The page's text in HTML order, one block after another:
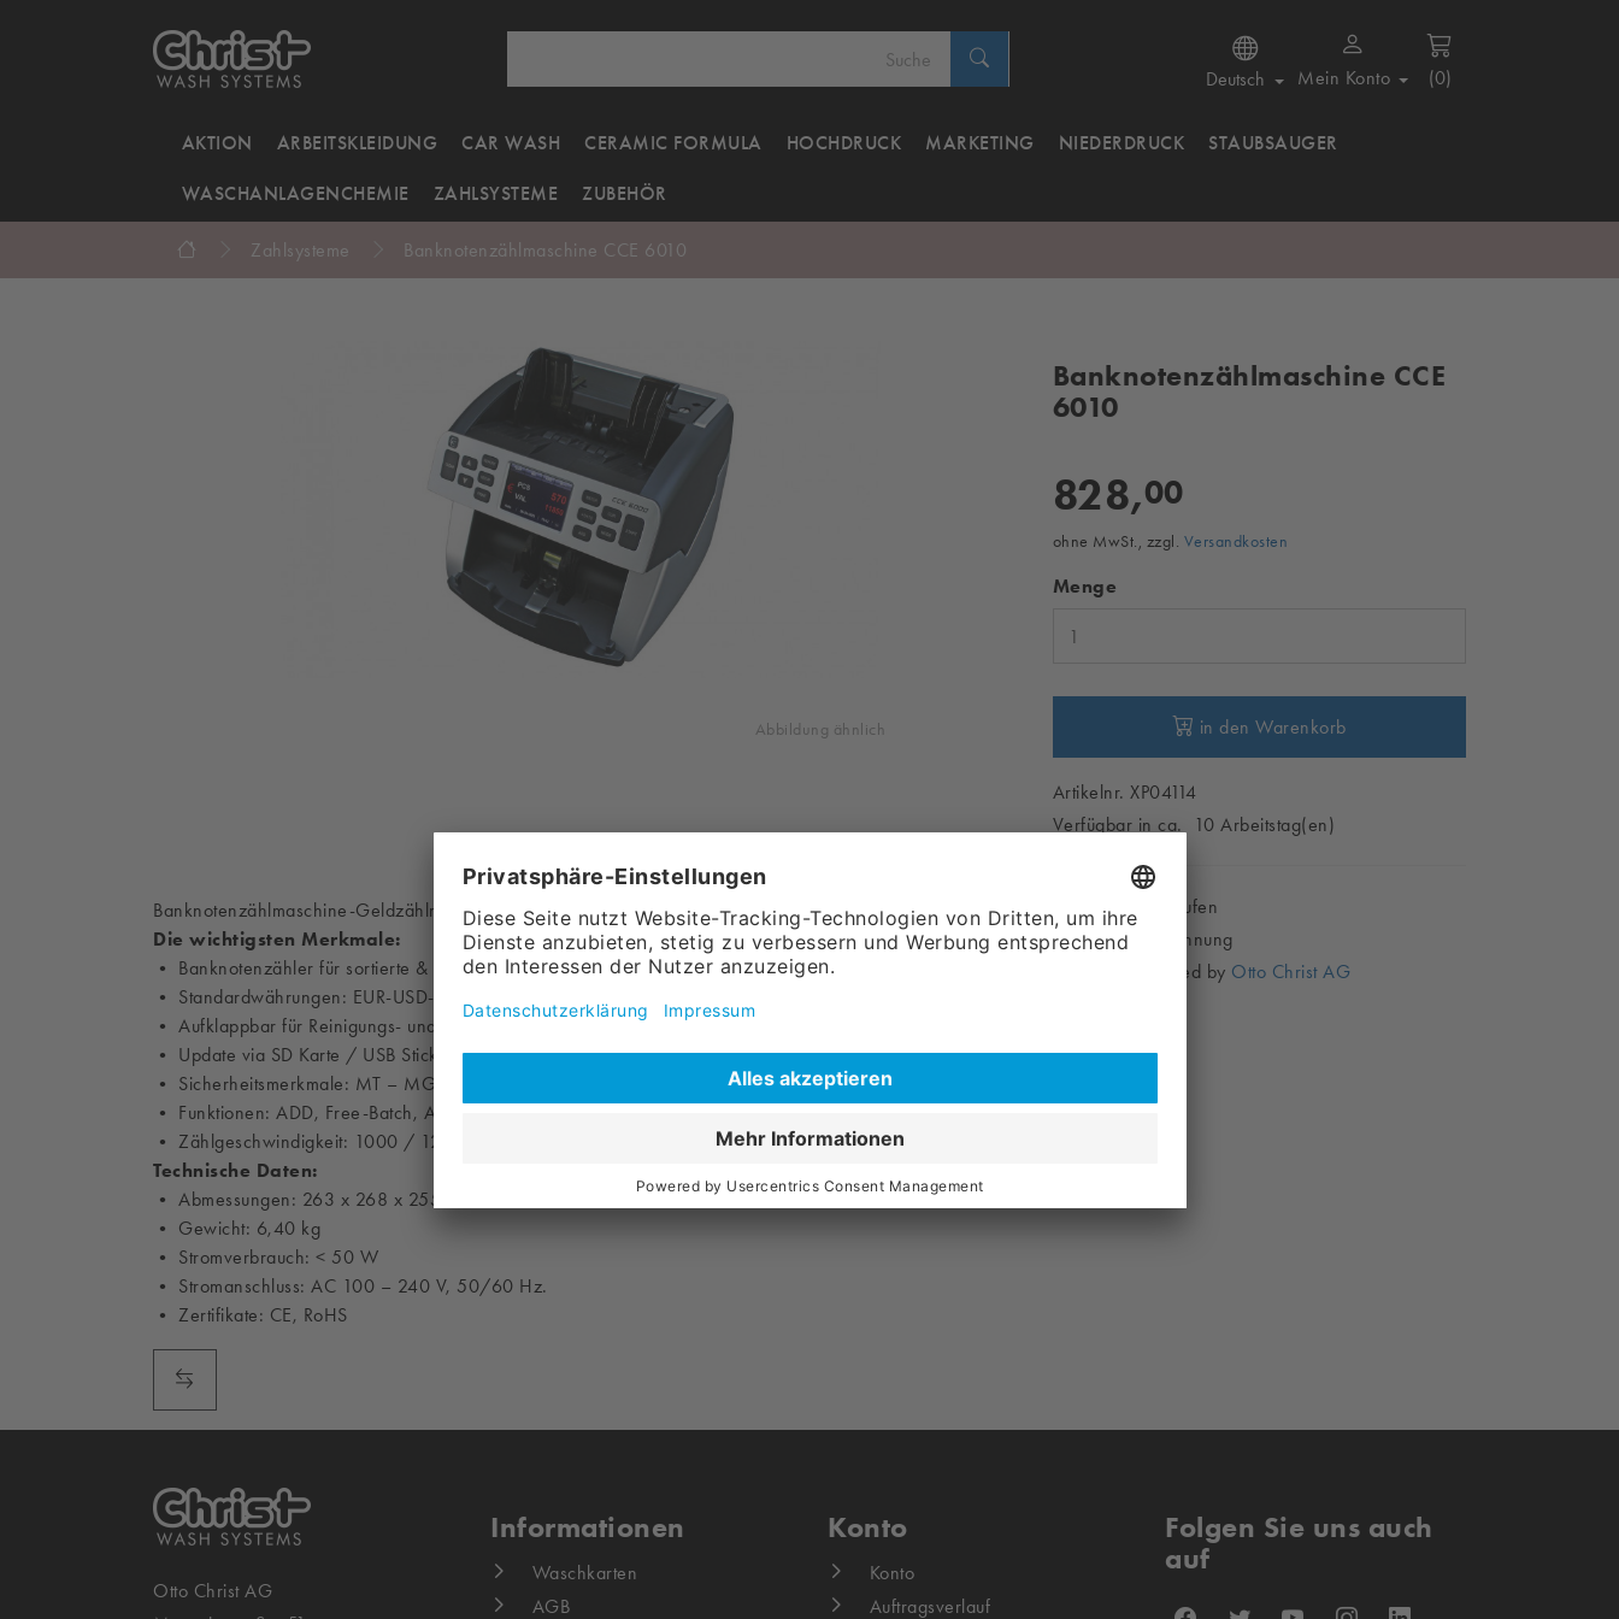
Deutsch Mein Konto (0)
AKTION ARBEITSKLEIDUNG CAR WASH CERAMIC FORMULA HOCHDRUCK MARKETING NIEDERDRUCK STAUBSAUGER
WASCHANLAGENCHEMIE ZAHLSYSTEME ZUBEHÖR
Zahlsysteme Banknotenzählmaschine CCE 6010
Abbildung ähnlich
Banknotenzählmaschine-Geldzählmaschine-Banknotenzähler-Geldscheinzähler
Die wichtigsten Merkmale:
• Banknotenzähler für sortierte & gemischte Zählung
• Standardwährungen: EUR-USD-GBP-CHF-BGN-PLN-HRK-BAM-MKD-HUF
• Aufklappbar für Reinigungs- und Wartungsarbeiten
• Update via SD Karte / USB Stick
• Sicherheitsmerkmale: MT – MG – UV – IR – SD – Double-Size-CIS – TH
• Funktionen: ADD, Free-Batch, AUTO/MAN, Report, Druck
• Zählgeschwindigkeit: 1000 / 1200 / 1500 Noten/Min.
Technische Daten:
• Abmessungen: 263 x 268 x 255 mm
• Gewicht: 6,40 kg
• Stromverbrauch: < 50 W
• Stromanschluss: AC 100 – 240 V, 50/60 Hz.
• Zertifikate: CE, RoHS
Banknotenzählmaschine CCE
6010
828,00
ohne MwSt., zzgl. Versandkosten
Menge
in den Warenkorb
Artikelnr. XP04114
Verfügbar in ca. 10 Arbeitstag(en)
Sicher Einkaufen
Kauf auf Rechnung
Shop powered by Otto Christ AG
Otto Christ AG
Informationen
Waschkarten
AGB
Konto
Konto
Auftragsverlauf
Folgen Sie uns auch
auf